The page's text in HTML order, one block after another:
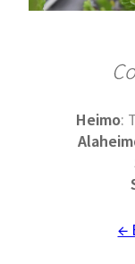
Heimo:
←